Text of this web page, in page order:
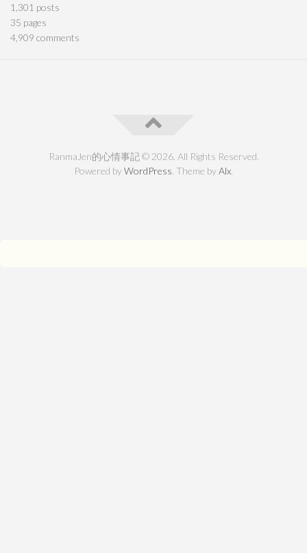
1,301 posts
35 pages
4,909 comments
RanmaJen的心情事記 © 2026. All Rights Reserved.
Powered byWordPress. Theme byAlx.